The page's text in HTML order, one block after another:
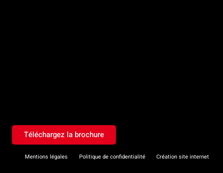
Téléchargez la brochure
Mentions légales Politique de confidentialité Création site internet